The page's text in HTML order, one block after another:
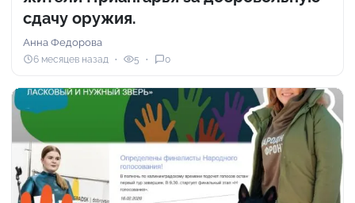
сдачу оружия.
Анна Федорова
6 месяцев назад 5 0